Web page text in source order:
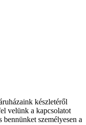
készletéről
velünk a kapcsolatot
személyesen a